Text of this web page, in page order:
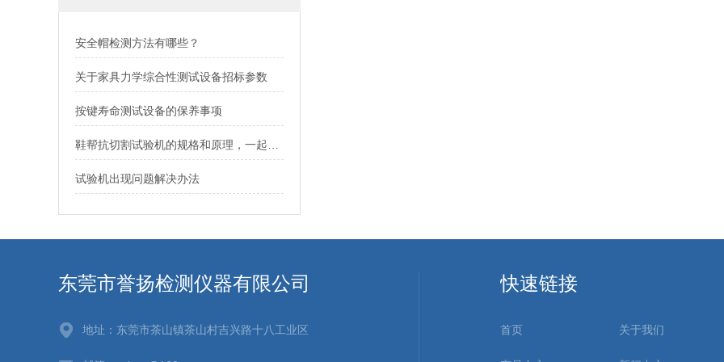
安全帽检测方法有哪些？
关于家具力学综合性测试设备招标参数
按键寿命测试设备的保养事项
试验机出现问题解决办法
东莞市誉扬检测仪器有限公司
地址：东莞市茶山镇茶山村吉兴路十八工业区
快速链接
首页 关于我们